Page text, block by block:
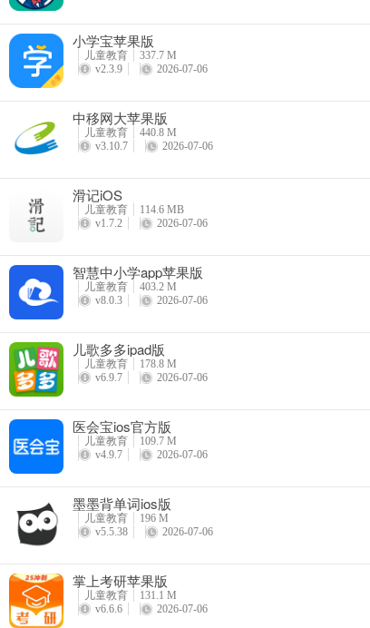
小学宝苹果版
儿童教育
337.7 M
v2.3.9
2026-07-06
中移网大苹果版
儿童教育
440.8 M
v3.10.7
2026-07-06
滑记iOS
儿童教育
114.6 MB
v1.7.2
2026-07-06
智慧中小学app苹果版
儿童教育
403.2 M
v8.0.3
2026-07-06
儿歌多多ipad版
儿童教育
178.8 M
v6.9.7
2026-07-06
医会宝ios官方版
儿童教育
109.7 M
v4.9.7
2026-07-06
墨墨背单词ios版
儿童教育
196 M
v5.5.38
2026-07-06
掌上考研苹果版
儿童教育
131.1 M
v6.6.6
2026-07-06